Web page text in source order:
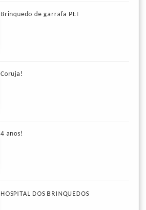
Brinquedo de garrafa PET
Coruja!
4 anos!
HOSPITAL DOS BRINQUEDOS